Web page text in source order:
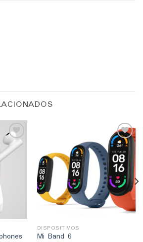
Añadir
deseos
Añadir
a la
lista
de
deseos
DISPOSITIVOS
Mi Band 6